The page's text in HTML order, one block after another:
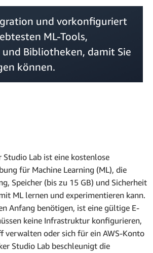
und vorkonfiguriert
ML-Tools,
und Bibliotheken, damit Sie
können.
Studio Lab ist eine kostenlose
für Machine Learning (ML), die
Speicher (bis zu 15 GB) und Sicherheit
ML lernen und experimentieren kann.
Anfang benötigen, ist eine gültige E-
keine Infrastruktur konfigurieren,
verwalten oder sich für ein AWS-Konto
Studio Lab beschleunigt die